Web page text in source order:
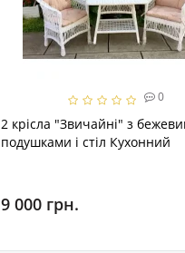
0
2 крісла "Звичайні" з
подушками і стіл Кухонний
9 000 грн.